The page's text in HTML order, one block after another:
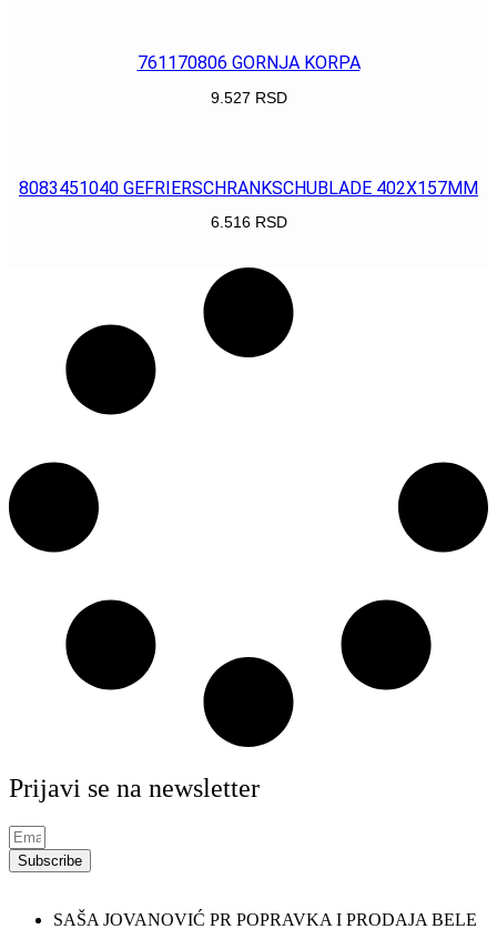
761170806 GORNJA KORPA
9.527 RSD
8083451040 GEFRIERSCHRANKSCHUBLADE 402X157MM
6.516 RSD
Prijavi se na newsletter
Subscribe
SAŠA JOVANOVIĆ PR POPRAVKA I PRODAJA BELE